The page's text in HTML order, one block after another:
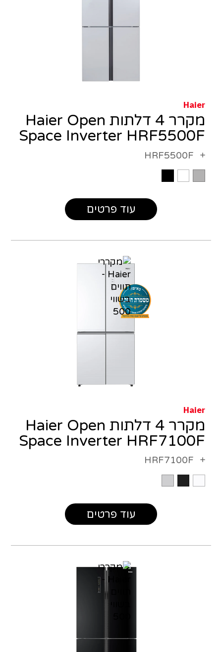
Haier
מקרר 4 דלתות Haier Open
Space Inverter HRF5500F
HRF5500F
עוד פרטים
Haier
מקרר 4 דלתות Haier Open
Space Inverter HRF7100F
HRF7100F
עוד פרטים